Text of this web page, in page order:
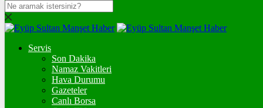
DOLAR
47,7436$% 0.18
EURO
% 0.32
STERLİN
Servis
Son Dakika
Namaz Vakitleri
Hava Durumu
Gazeteler
Canlı Borsa